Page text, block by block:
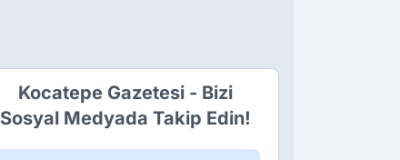
Kocatepe Gazetesi - Bizi
Sosyal Medyada Takip Edin!